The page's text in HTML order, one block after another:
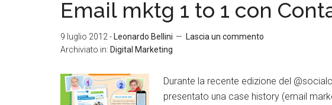
Email mktg 1 to 1 con
9 luglio 2012 - Leonardo Bellini
Lascia un commento
Archiviato in: Digital Marketing
Durante la recente edizione del
presentato una case history (email